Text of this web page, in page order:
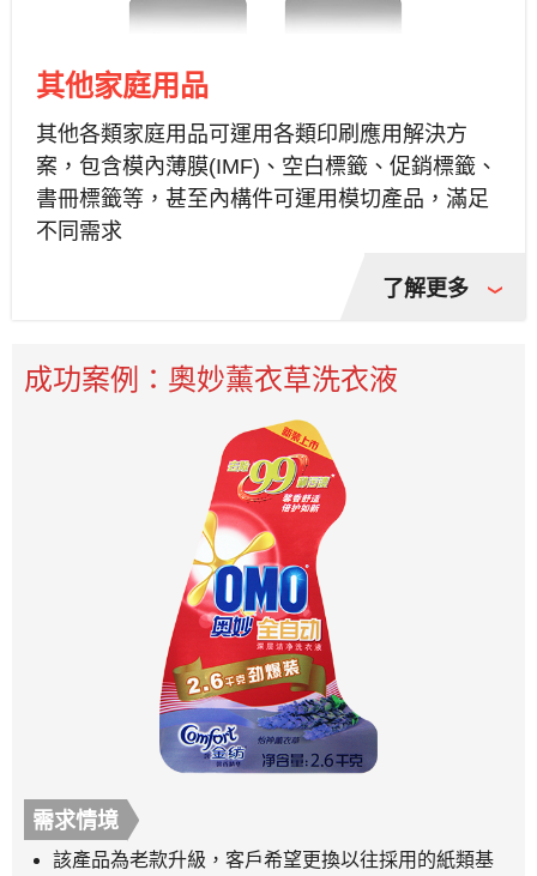
其他家庭用品
其他各類家庭用品可運用各類印刷應用解決方
案，包含模內薄膜(IMF)、空白標籤、促銷標籤、
書冊標籤等，甚至內構件可運用模切產品，滿足
不同需求
了解更多
成功案例：奧妙薰衣草洗衣液
需求情境
該產品為老款升級，客戶希望更換以往採用的紙類基